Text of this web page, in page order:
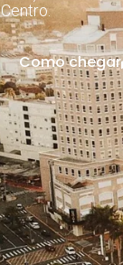
Centro.
Como chegar